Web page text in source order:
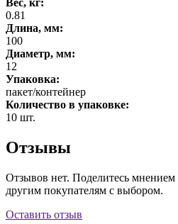
Вес, кг:
0.81
Длина, мм:
100
Диаметр, мм:
12
Упаковка:
пакет/контейнер
Количество в упаковке:
10 шт.
Отзывы
Отзывов нет. Поделитесь
другим покупателям с выбором.
Оставить отзыв